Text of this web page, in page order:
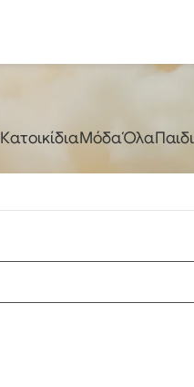
ΚατοικίδιαΜόδαΌλα